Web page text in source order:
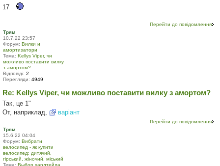
17
Перейти до повідомлення
Трям
10.7.22 23:57
Форум: Вилки и
амортизатори
Тема: Kellys Viper, чи
можливо поставити вилку
з амортом?
Відповіді: 2
Перегляди: 4949
Re: Kellys Viper, чи можливо поставити вилку з амортом?
Так, це 1"
От, наприклад,
варіант
Перейти до повідомлення
Трям
15.6.22 04:04
Форум: Вибрати
велосипед - як купити
велосипед: дитячий,
гірський, жіночий, міський